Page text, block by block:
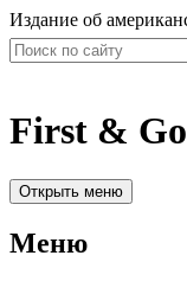
Издание об
First &
Открыть меню
Меню